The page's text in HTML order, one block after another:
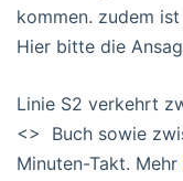
kommen. zudem
Hier bitte die
Linie S2 verkehrt
<> Buch sowie
Minuten-Takt. Mehr